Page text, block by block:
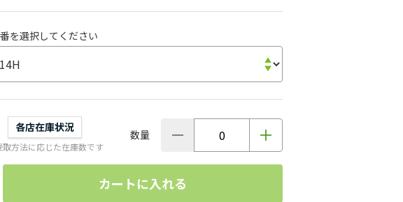
を選択してください
各店在庫状況
方法に応じた在庫数です
数量
カートに入れる